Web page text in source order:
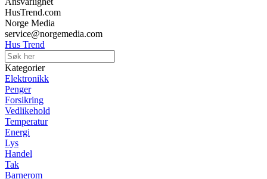
HusTrend.com
Norge Media
service@norgemedia.com
Hus Trend
Kategorier
Elektronikk
Penger
Forsikring
Vedlikehold
Temperatur
Energi
Lys
Handel
Tak
Barnerom